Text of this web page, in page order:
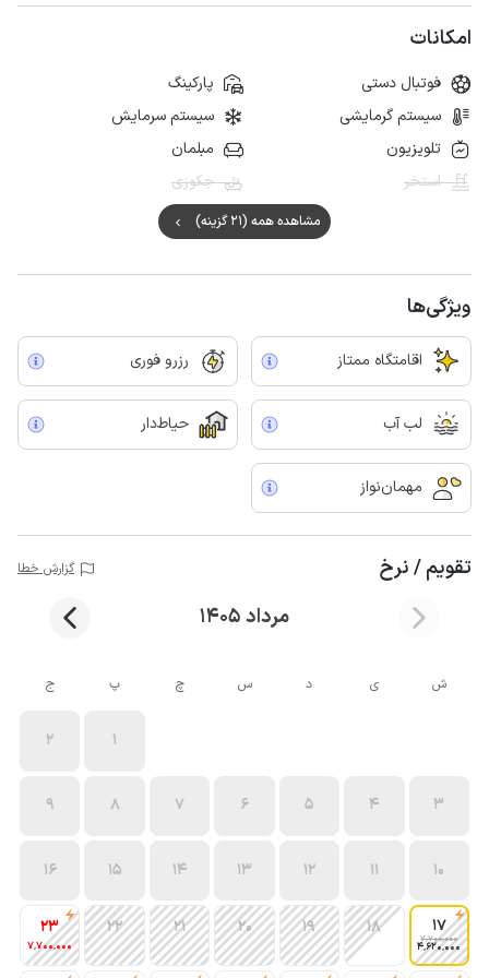
امکانات
فوتبال دستی
پارکینگ
سیستم گرمایشی
سیستم سرمایش
تلویزیون
مبلمان
استخر
جکوزی
مشاهده همه (21 گزینه)
ویژگی‌ها
اقامتگاه ممتاز رزرو فوری
لب آب حیاط‌دار
مهمان‌نواز
تقویم / نرخ گزارش خطا
مرداد 1405
ش ی د س چ پ ج
1
2
3
4
5
6
7
8
9
10
11
12
13
14
15
16
17
7٬700٬000
4٬620٬000
18
19
20
21
22
23
7٬700٬000